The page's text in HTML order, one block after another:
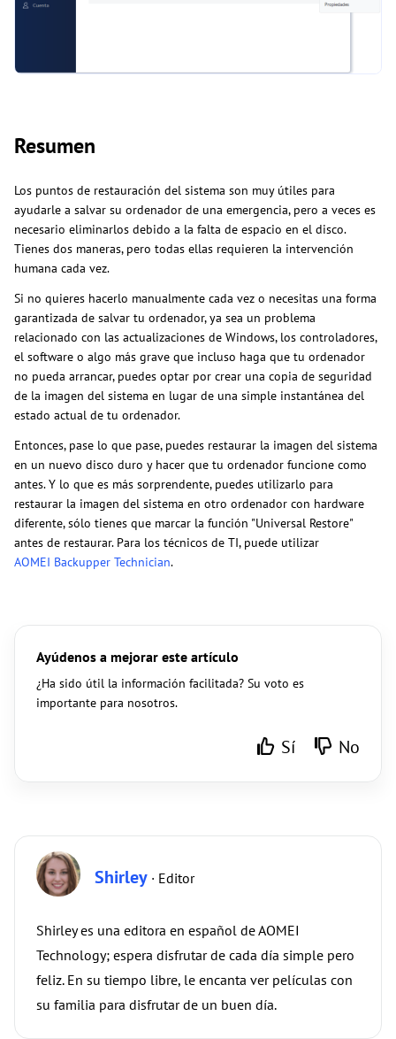
Resumen
Los puntos de restauración del sistema son muy útiles para
ayudarle a salvar su ordenador de una emergencia, pero a veces es
necesario eliminarlos debido a la falta de espacio en el disco.
Tienes dos maneras, pero todas ellas requieren la intervención
humana cada vez.
Si no quieres hacerlo manualmente cada vez o necesitas una forma
garantizada de salvar tu ordenador, ya sea un problema
relacionado con las actualizaciones de Windows, los controladores,
el software o algo más grave que incluso haga que tu ordenador
no pueda arrancar, puedes optar por crear una copia de seguridad
de la imagen del sistema en lugar de una simple instantánea del
estado actual de tu ordenador.
Entonces, pase lo que pase, puedes restaurar la imagen del sistema
en un nuevo disco duro y hacer que tu ordenador funcione como
antes. Y lo que es más sorprendente, puedes utilizarlo para
restaurar la imagen del sistema en otro ordenador con hardware
diferente, sólo tienes que marcar la función "Universal Restore"
antes de restaurar. Para los técnicos de TI, puede utilizar
AOMEI Backupper Technician.
Ayúdenos a mejorar este artículo
¿Ha sido útil la información facilitada? Su voto es
importante para nosotros.
Sí No
Shirley · Editor
Shirley es una editora en español de AOMEI
Technology; espera disfrutar de cada día simple pero
feliz. En su tiempo libre, le encanta ver películas con
su familia para disfrutar de un buen día.